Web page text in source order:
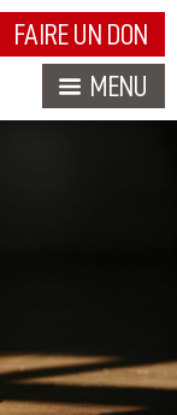
FAIRE UN DON
MENU